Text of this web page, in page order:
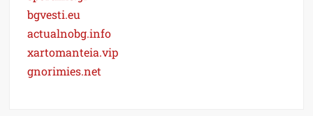
bgvesti.eu
actualnobg.info
xartomanteia.vip
gnorimies.net